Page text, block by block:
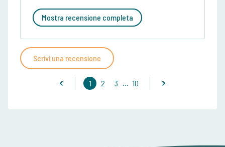
Mostra recensione completa
Scrivi una recensione
1 2 3 ... 10